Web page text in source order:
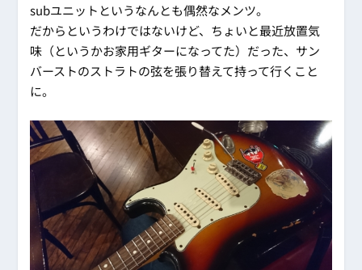
subユニットというなんとも偶然なメンツ。
だからというわけではないけど、ちょいと最近放置気
味（というかお家用ギターになってた）だった、サン
バーストのストラトの弦を張り替えて持って行くこと
に。